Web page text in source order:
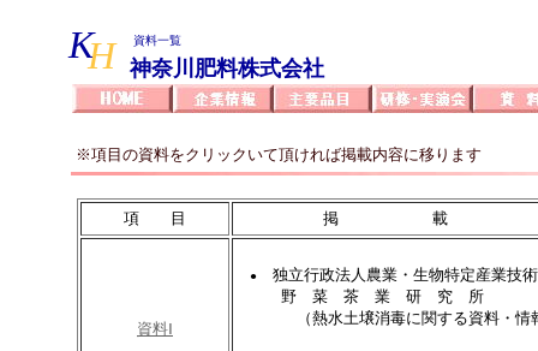
H
K
神奈川肥料株式会社
資料一覧
項 目 掲 載
資料Ⅰ
●
独立行政法人農業・生物特定産業技
野 菜 茶 業 研 究 所
（熱水土壌消毒に関する資料・情
※項目の資料をクリックいて頂ければ掲載内容に移ります